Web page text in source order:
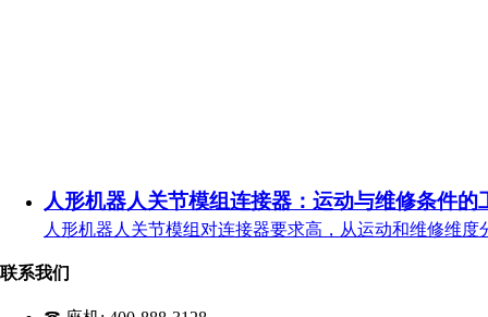
人形机器人关节模组连接器：运动与维修条件的
人形机器人关节模组对连接器要求高，从运动和维修维
联系我们